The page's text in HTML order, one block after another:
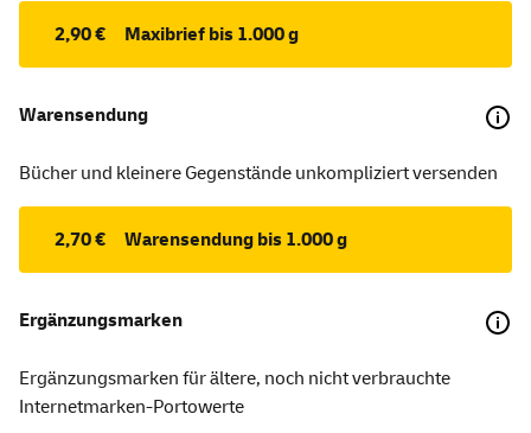
2,90 € Maxibrief bis 1.000 g
Warensendung
Bücher und kleinere Gegenstände unkompliziert versenden
2,70 € Warensendung bis 1.000 g
Ergänzungsmarken
Ergänzungsmarken für ältere, noch nicht verbrauchte
Internetmarken-Portowerte